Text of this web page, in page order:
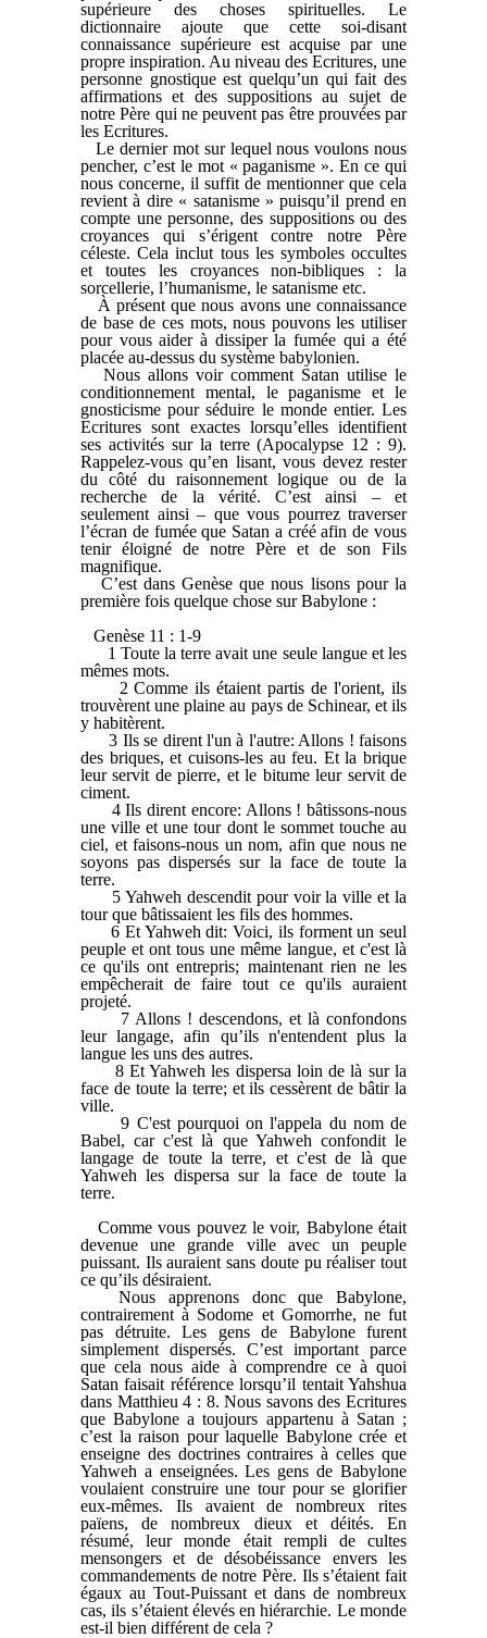
supérieure des choses spirituelles. Le
dictionnaire ajoute que cette soi-disant
connaissance supérieure est acquise par une
propre inspiration. Au niveau des Ecritures, une
personne gnostique est quelqu’un qui fait des
affirmations et des suppositions au sujet de
notre Père qui ne peuvent pas être prouvées par
les Ecritures.
Le dernier mot sur lequel nous voulons nous
pencher, c’est le mot « paganisme ». En ce qui
nous concerne, il suffit de mentionner que cela
revient à dire « satanisme » puisqu’il prend en
compte une personne, des suppositions ou des
croyances qui s’érigent contre notre Père
céleste. Cela inclut tous les symboles occultes
et toutes les croyances non-bibliques : la
sorcellerie, l’humanisme, le satanisme etc.
À présent que nous avons une connaissance
de base de ces mots, nous pouvons les utiliser
pour vous aider à dissiper la fumée qui a été
placée au-dessus du système babylonien.
Nous allons voir comment Satan utilise le
conditionnement mental, le paganisme et le
gnosticisme pour séduire le monde entier. Les
Ecritures sont exactes lorsqu’elles identifient
ses activités sur la terre (Apocalypse 12 : 9).
Rappelez-vous qu’en lisant, vous devez rester
du côté du raisonnement logique ou de la
recherche de la vérité. C’est ainsi – et
seulement ainsi – que vous pourrez traverser
l’écran de fumée que Satan a créé afin de vous
tenir éloigné de notre Père et de son Fils
magnifique.
C’est dans Genèse que nous lisons pour la
première fois quelque chose sur Babylone :
Genèse 11 : 1-9
1 Toute la terre avait une seule langue et les
mêmes mots.
2 Comme ils étaient partis de l'orient, ils
trouvèrent une plaine au pays de Schinear, et ils
y habitèrent.
3 Ils se dirent l'un à l'autre: Allons ! faisons
des briques, et cuisons-les au feu. Et la brique
leur servit de pierre, et le bitume leur servit de
ciment.
4 Ils dirent encore: Allons ! bâtissons-nous
une ville et une tour dont le sommet touche au
ciel, et faisons-nous un nom, afin que nous ne
soyons pas dispersés sur la face de toute la
terre.
5 Yahweh descendit pour voir la ville et la
tour que bâtissaient les fils des hommes.
6 Et Yahweh dit: Voici, ils forment un seul
peuple et ont tous une même langue, et c'est là
ce qu'ils ont entrepris; maintenant rien ne les
empêcherait de faire tout ce qu'ils auraient
projeté.
7 Allons ! descendons, et là confondons
leur langage, afin qu’ils n'entendent plus la
langue les uns des autres.
8 Et Yahweh les dispersa loin de là sur la
face de toute la terre; et ils cessèrent de bâtir la
ville.
9 C'est pourquoi on l'appela du nom de
Babel, car c'est là que Yahweh confondit le
langage de toute la terre, et c'est de là que
Yahweh les dispersa sur la face de toute la
terre.
Comme vous pouvez le voir, Babylone était
devenue une grande ville avec un peuple
puissant. Ils auraient sans doute pu réaliser tout
ce qu’ils désiraient.
Nous apprenons donc que Babylone,
contrairement à Sodome et Gomorrhe, ne fut
pas détruite. Les gens de Babylone furent
simplement dispersés. C’est important parce
que cela nous aide à comprendre ce à quoi
Satan faisait référence lorsqu’il tentait Yahshua
dans Matthieu 4 : 8. Nous savons des Ecritures
que Babylone a toujours appartenu à Satan ;
c’est la raison pour laquelle Babylone crée et
enseigne des doctrines contraires à celles que
Yahweh a enseignées. Les gens de Babylone
voulaient construire une tour pour se glorifier
eux-mêmes. Ils avaient de nombreux rites
païens, de nombreux dieux et déités. En
résumé, leur monde était rempli de cultes
mensongers et de désobéissance envers les
commandements de notre Père. Ils s’étaient fait
égaux au Tout-Puissant et dans de nombreux
cas, ils s’étaient élevés en hiérarchie. Le monde
est-il bien différent de cela ?